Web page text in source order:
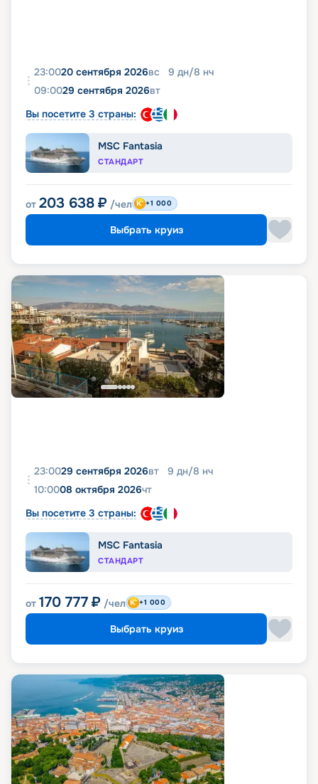
23:0020 сентября 2026вс 9 дн/8 нч
09:0029 сентября 2026вт
Вы посетите 3 страны:
MSC Fantasia
СТАНДАРТ
от 203 638 ₽ /чел +1 000
Выбрать круиз
23:0029 сентября 2026вт 9 дн/8 нч
10:0008 октября 2026чт
Вы посетите 3 страны:
MSC Fantasia
СТАНДАРТ
от 170 777 ₽ /чел +1 000
Выбрать круиз